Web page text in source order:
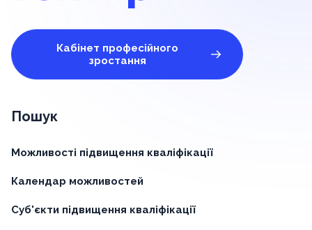
Кабінет професійного
зростання
Пошук
Можливості підвищення кваліфікації
Календар можливостей
Суб'єкти підвищення кваліфікації